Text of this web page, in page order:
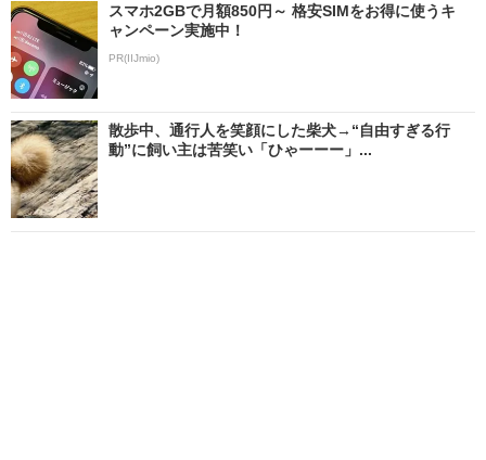
スマホ2GBで月額850円～ 格安SIMをお得に使うキ
ャンペーン実施中！
PR(IIJmio)
散歩中、通行人を笑顔にした柴犬→“自由すぎる行
動”に飼い主は苦笑い「ひゃーーー」...